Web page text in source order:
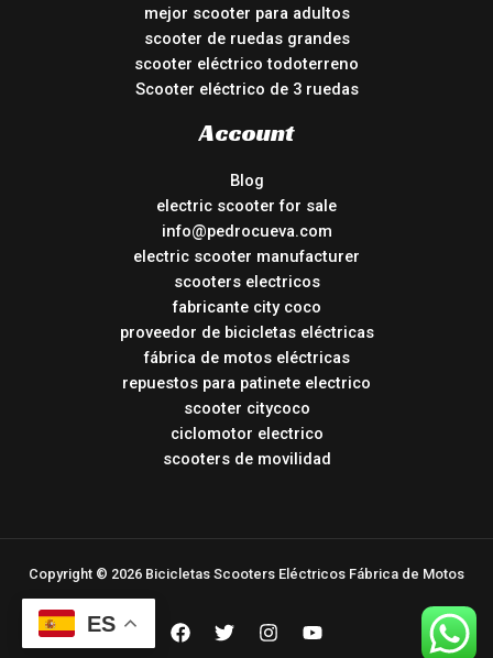
mejor scooter para adultos
scooter de ruedas grandes
scooter eléctrico todoterreno
Scooter eléctrico de 3 ruedas
Account
Blog
electric scooter for sale
info@pedrocueva.com
electric scooter manufacturer
scooters electricos
fabricante city coco
proveedor de bicicletas eléctricas
fábrica de motos eléctricas
repuestos para patinete electrico
scooter citycoco
ciclomotor electrico
scooters de movilidad
Copyright © 2026 Bicicletas Scooters Eléctricos Fábrica de Motos
ES